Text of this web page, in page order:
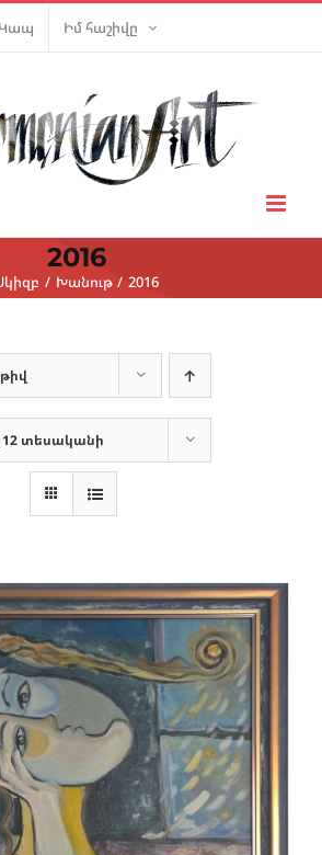
Կապ Իմ հաշիվը
2016
Խանութ 2016
12 տեսականի